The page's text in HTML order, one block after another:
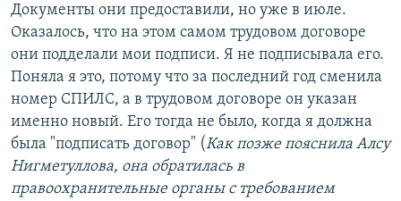
Документы они предоставили, но уже в июле.
Оказалось, что на этом самом трудовом договоре
они подделали мои подписи. Я не подписывала его.
Поняла я это, потому что за последний год сменила
номер СПИЛС, а в трудовом договоре он указан
именно новый. Его тогда не было, когда я должна
была "подписать договор" (Как позже пояснила Алсу
Нигметуллова, она обратилась в
правоохранительные органы с требованием